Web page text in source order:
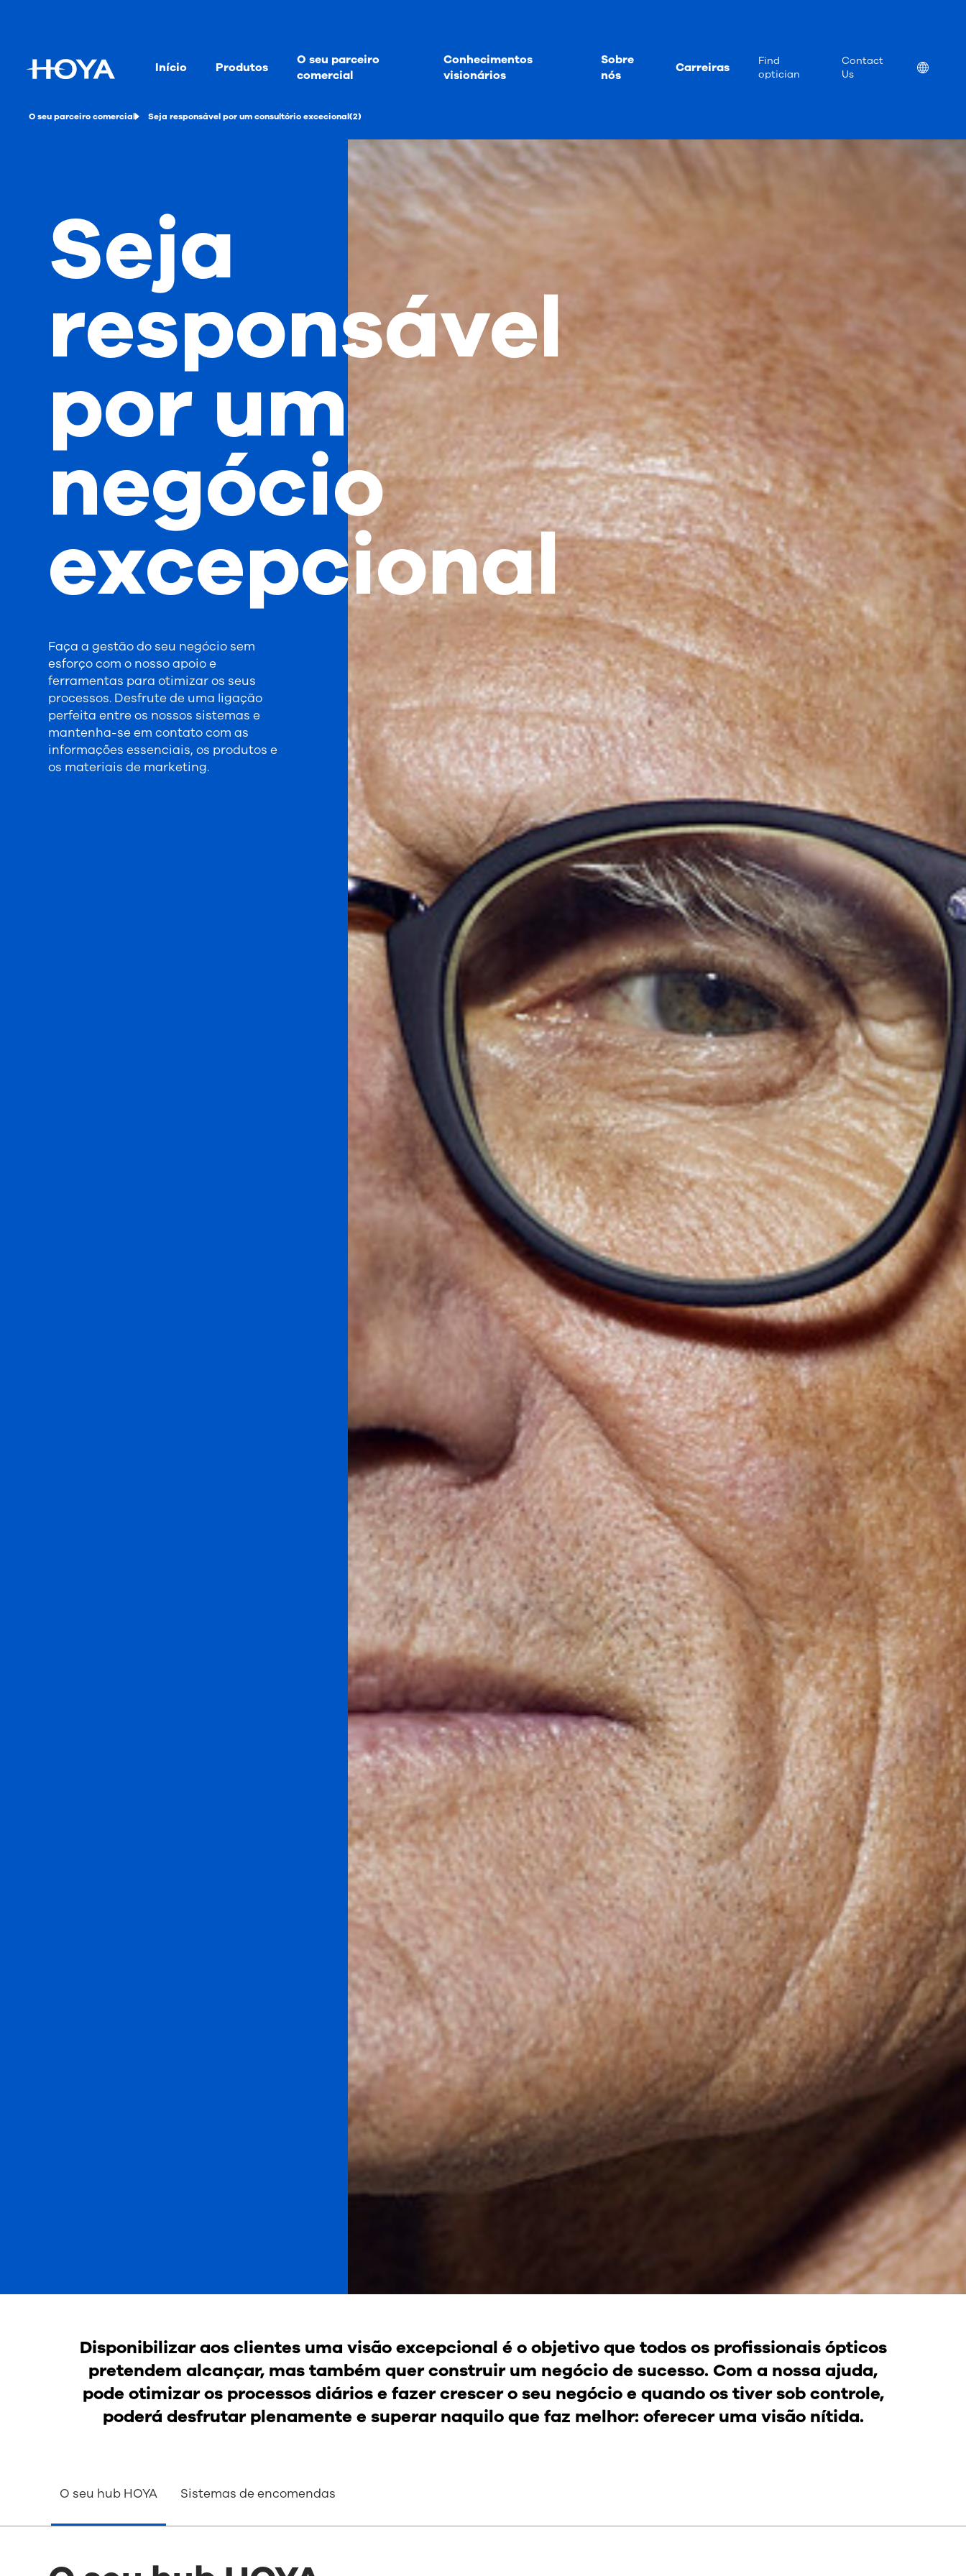
Início Produtos
O seu parceiro
comercial
Conhecimentos
visionários
Sobre
nós
Carreiras
Find
optician
Contact
Us
Location
O seu parceiro comercial Seja responsável por um consultório excecional(2)
Faça a gestão do seu negócio sem
esforço com o nosso apoio e
ferramentas para otimizar os seus
processos. Desfrute de uma ligação
perfeita entre os nossos sistemas e
mantenha-se em contato com as
informações essenciais, os produtos e
os materiais de marketing.
Seja
responsável
por um
negócio
excepcional
Disponibilizar aos clientes uma visão excepcional é o objetivo que todos os profissionais ópticos
pretendem alcançar, mas também quer construir um negócio de sucesso. Com a nossa ajuda,
pode otimizar os processos diários e fazer crescer o seu negócio e quando os tiver sob controle,
poderá desfrutar plenamente e superar naquilo que faz melhor: oferecer uma visão nítida.
O seu hub HOYA Sistemas de encomendas